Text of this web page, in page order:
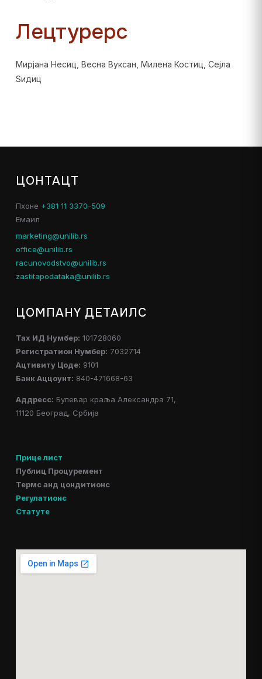
Лецтурерс
Мирјана Несиц, Весна Вуксан, Милена Костиц, Сејла
Ѕидиц
ЦОНТАЦТ
Пхоне +381 11 3370-509
Емаил
marketing@unilib.rs
office@unilib.rs
racunovodstvo@unilib.rs
zastitapodataka@unilib.rs
ЦОМПАНY ДЕТАИЛС
Таx ИД Нумбер: 101728060
Регистратион Нумбер: 7032714
Ацтивитy Цоде: 9101
Банк Аццоунт: 840-471668-63
Аддресс: Булевар краља Александра 71,
11120 Београд, Србија
Прице лист
Публиц Процуремент
Термс анд цондитионс
Регулатионс
Статуте